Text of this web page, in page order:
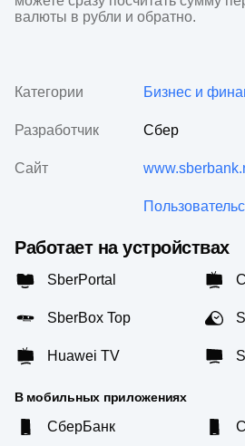
валюты в рубли и обратно.
Категории Бизнес и
Разработчик Сбер
Сайт
Работает на устройствах
SberPortal
SberBox Top
Huawei TV
В мобильных приложениях
СберБанк